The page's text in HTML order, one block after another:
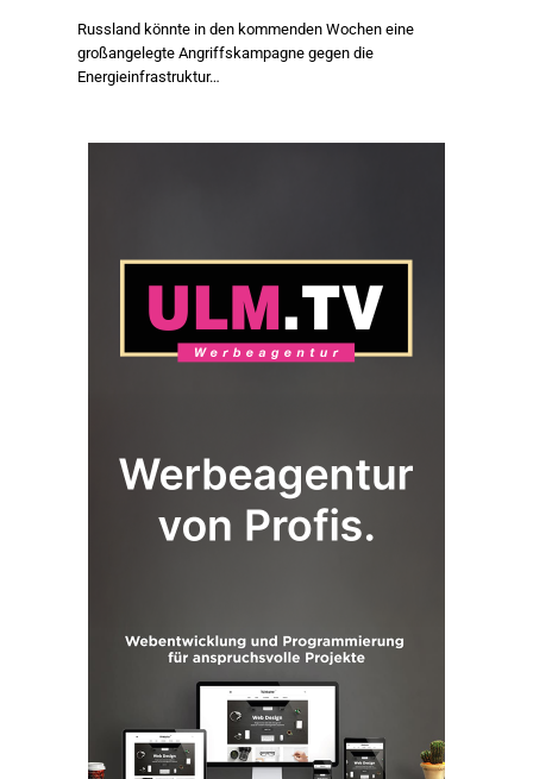
Russland könnte in den kommenden Wochen eine
großangelegte Angriffskampagne gegen die
Energieinfrastruktur…